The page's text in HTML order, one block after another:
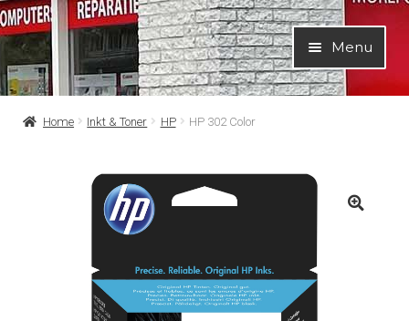
Ga
door
naar
navigatie
Ga
naar
de
inhoud
Menu
Home Inkt & Toner HP HP 302 Color